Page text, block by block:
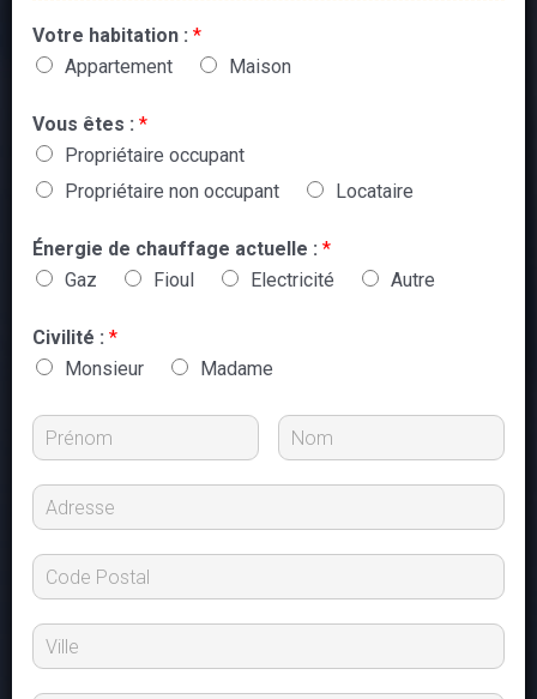
Votre habitation : *
Appartement
Maison
Vous êtes : *
Propriétaire occupant
Propriétaire non occupant
Locataire
Énergie de chauffage actuelle : *
Gaz
Fioul Electricité Autre
Civilité : *
Monsieur
Madame